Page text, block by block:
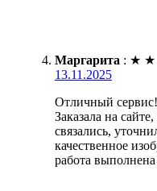
Маргарита : ★ ★
13.11.2025
Отличный
Заказала на
связались,
качественное
работа